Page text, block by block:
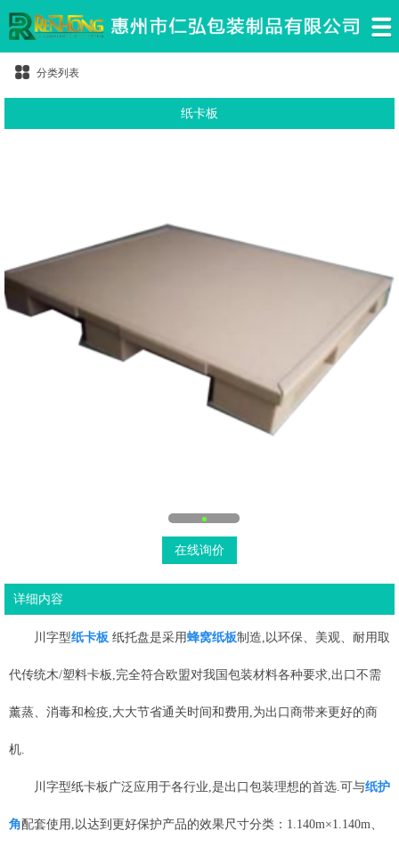
分类列表
纸卡板
在线询价
详细内容
川字型纸卡板 纸托盘是采用蜂窝纸板制造,以环保、美观、耐用取
代传统木/塑料卡板,完全符合欧盟对我国包装材料各种要求,出口不需
薰蒸、消毒和检疫,大大节省通关时间和费用,为出口商带来更好的商
机.
川字型纸卡板广泛应用于各行业,是出口包装理想的首选.可与纸护
角配套使用,以达到更好保护产品的效果尺寸分类：1.140m×1.140m、